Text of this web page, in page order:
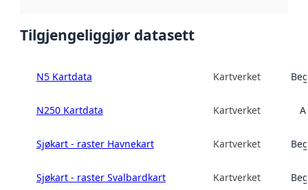
Tilgjengeliggjør datasett
N5 Kartdata Kartverket
N250 Kartdata Kartverket
Sjøkart - raster Havnekart Kartverket
Sjøkart - raster Svalbardkart Kartverket